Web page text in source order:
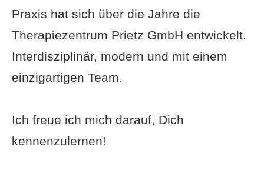
Praxis hat sich über die Jahre die
Therapiezentrum Prietz GmbH entwickelt.
Interdisziplinär, modern und mit einem
einzigartigen Team.
Ich freue ich mich darauf, Dich
kennenzulernen!